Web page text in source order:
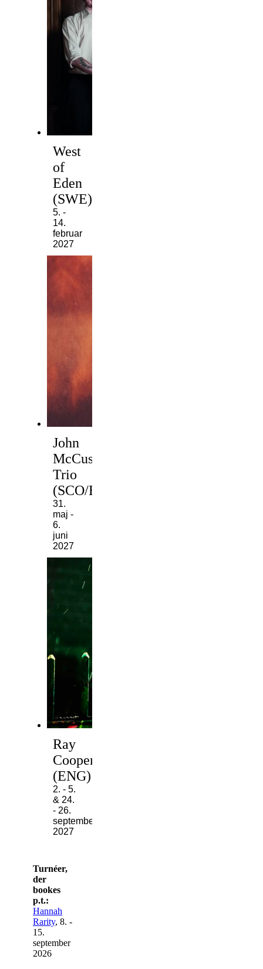
West
of
Eden
(SWE)
5. -
14.
februar
2027
John
McCusker
Trio
(SCO/ENG)
31.
maj -
6.
juni
2027
Ray
Cooper
(ENG)
2. - 5.
& 24.
- 26.
september
2027
Turnéer,
der
bookes
p.t.:
Hannah
Rarity, 8. -
15.
september
2026